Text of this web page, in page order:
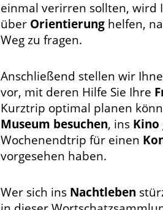
einmal verirren sollten, wird
über Orientierung helfen,
Weg zu fragen.
Anschließend stellen wir
vor, mit deren Hilfe Sie Ihre
Kurztrip optimal planen
Museum besuchen, ins Kino
Wochenendtrip für einen
vorgesehen haben.
Wer sich ins Nachtleben